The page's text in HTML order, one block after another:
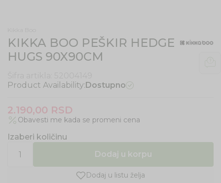
KIKKA BOO PEŠKIR HEDGE
HUGS 90X90CM
Product Availability:Dostupno
2.190,00 RSD
Obavesti me kada se promeni cena
Izaberi količinu
Dodaj u korpu
Dodaj u listu želja